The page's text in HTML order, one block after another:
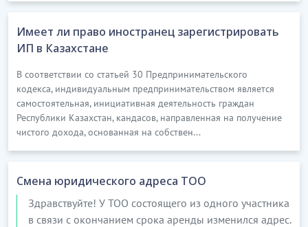
Имеет ли право иностранец зарегистрировать
ИП в Казахстане
В соответствии со статьей 30 Предпринимательского
кодекса, индивидуальным предпринимательством является
самостоятельная, инициативная деятельность граждан
Республики Казахстан, кандасов, направленная на получение
чистого дохода, основанная на собствен...
Смена юридического адреса ТОО
Здравствуйте! У ТОО состоящего из одного участника
в связи с окончанием срока аренды изменился адрес.